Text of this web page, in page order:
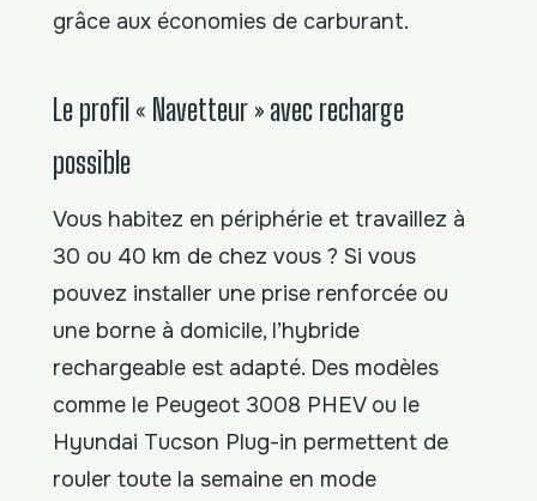
grâce aux économies de carburant.
Le profil « Navetteur » avec recharge
possible
Vous habitez en périphérie et travaillez à
30 ou 40 km de chez vous ? Si vous
pouvez installer une prise renforcée ou
une borne à domicile, l’hybride
rechargeable est adapté. Des modèles
comme le Peugeot 3008 PHEV ou le
Hyundai Tucson Plug-in permettent de
rouler toute la semaine en mode